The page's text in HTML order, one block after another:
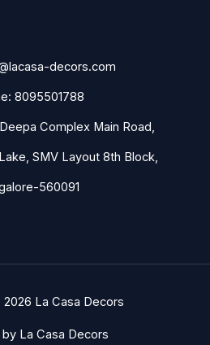
decors.com
8095501788
Complex Main Road,
SMV Layout 8th Block,
560091
La Casa Decors
La Casa Decors